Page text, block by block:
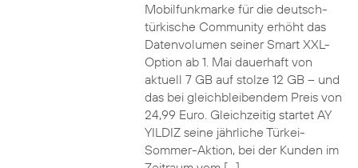
Mobilfunkmarke für die deutsch-
türkische Community erhöht das
Datenvolumen seiner Smart XXL-
Option ab 1. Mai dauerhaft von
aktuell 7 GB auf stolze 12 GB – und
das bei gleichbleibendem Preis von
24,99 Euro. Gleichzeitig startet AY
YILDIZ seine jährliche Türkei-
Sommer-Aktion, bei der Kunden im